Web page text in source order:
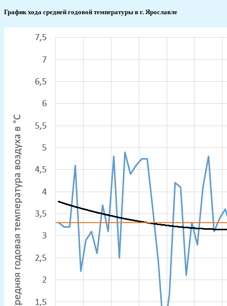
График хода средней годовой температуры в г. Ярославле